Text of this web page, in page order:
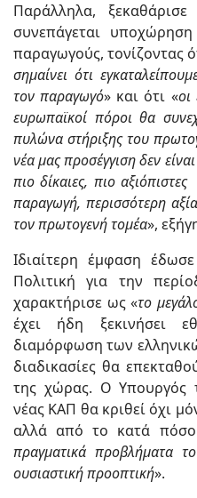
Παράλληλα,
συνεπάγεται
παραγωγούς, τονίζοντας
σημαίνει ότι
τον παραγωγό» και ότι «οι
ευρωπαϊκοί πόροι θα
πυλώνα στήριξης του
νέα μας προσέγγιση δεν είναι
πιο δίκαιες, πιο
παραγωγή, περισσότερη
τον πρωτογενή τομέα»,
Ιδιαίτερη έμφαση
Πολιτική για την
χαρακτήρισε ως «το
έχει ήδη ξεκινήσει
διαμόρφωση των
διαδικασίες θα
της χώρας. Ο Υπουργός
νέας ΚΑΠ θα κριθεί όχι
αλλά από το κατά
πραγματικά προβλήματα
ουσιαστική προοπτική».